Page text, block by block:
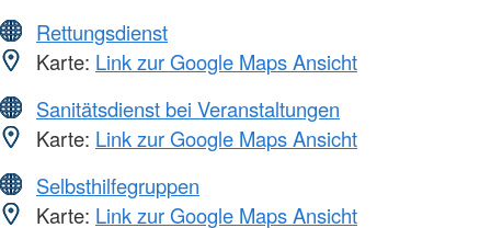
Rettungsdienst
Karte: Link zur Google Maps Ansicht
Sanitätsdienst bei Veranstaltungen
Karte: Link zur Google Maps Ansicht
Selbsthilfegruppen
Karte: Link zur Google Maps Ansicht